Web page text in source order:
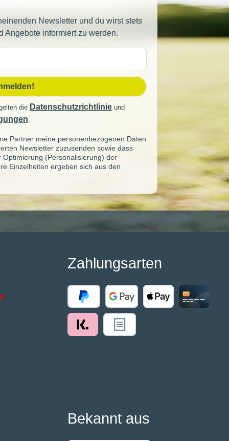
Newsletter und du wirst stets
Angebote informiert zu werden.
die Datenschutzrichtlinie und
.
Partner meine personenbezogenen Daten
Newsletter zuzusenden sowie dass
(Personalisierung) der
Einzelheiten ergeben sich aus den
Zahlungsarten
Bekannt aus